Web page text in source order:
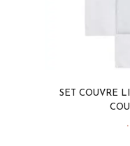
SET COUVRE